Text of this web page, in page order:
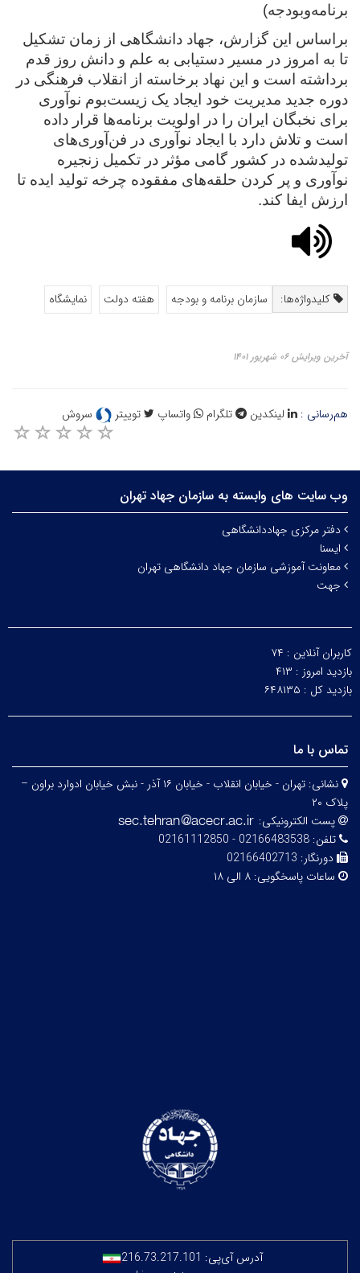
برنامه‌وبودجه)
براساس این گزارش، جهاد دانشگاهی از زمان تشکیل
تا به امروز در مسیر دستیابی به علم و دانش روز قدم
برداشته است و این نهاد برخاسته از انقلاب فرهنگی در
دوره جدید مدیریت خود ایجاد یک زیست‌بوم نوآوری
برای نخبگان ایران را در اولویت برنامه‌ها قرار داده
است و تلاش دارد با ایجاد نوآوری در فن‌آوری‌های
تولیدشده در کشور گامی مؤثر در تکمیل زنجیره
نوآوری و پر کردن حلقه‌های مفقوده چرخه تولید ایده تا
ارزش ایفا کند.
کلیدواژه‌ها: سازمان برنامه‌ و بودجه هفته دولت نمایشگاه
آخرین ویرایش ۰۶ شهریور ۱۴۰۱
هم‌رسانی : لینکدین تلگرام واتساپ توییتر سروش
وب سایت های وابسته به سازمان جهاد تهران
دفتر مرکزی جهاددانشگاهی
ایسنا
معاونت آموزشی سازمان جهاد دانشگاهی تهران
جهت
کاربران آنلاین : ۷۴
بازدید امروز : ۴۱۳
بازدید کل : ۶۴۸۱۳۵
تماس با ما
نشانی:
تهران - خیابان انقلاب - خیابان ۱۶ آذر - نبش خیابان ادوارد براون –
پلاک ۲۰
پست الکترونیکی:
تلفن: 02166483538 - 02161112850
دورنگار: 02166402713
ساعات پاسخگویی: ۸ الی ۱۸
آدرس آی‌پی: 216.73.217.101